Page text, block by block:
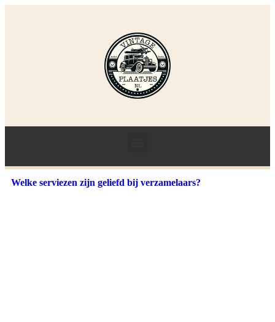
Welke serviezen zijn geliefd bij verzamelaars?